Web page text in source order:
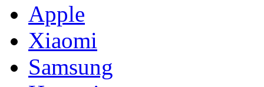
Apple
Xiaomi
Samsung